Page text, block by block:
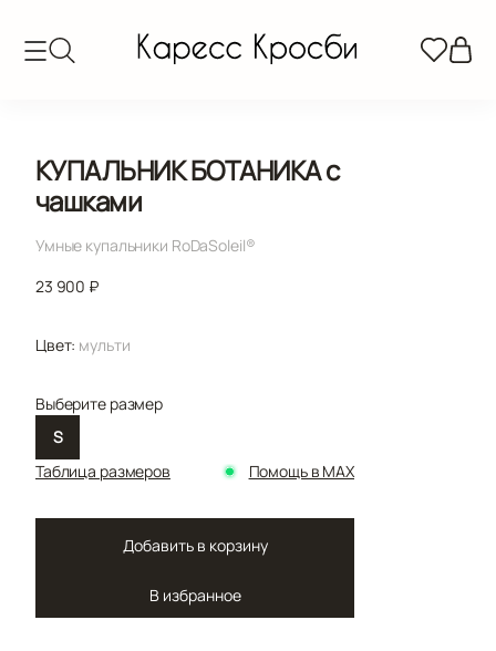
КУПАЛЬНИК БОТАНИКА с
чашками
Умные купальники RoDaSoleil®️
23 900 ₽
Цвет: мульти
Выберите размер
S
Таблица размеров
Помощь в MAX
Добавить в корзину
В избранное